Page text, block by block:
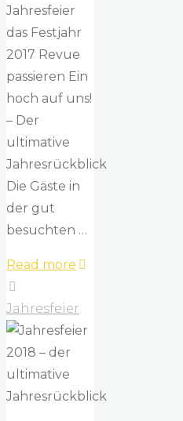
Jahresfeier
das Festjahr
2017 Revue
passieren Ein
hoch auf uns!
– Der
ultimative
Jahresrückblick
Die Gäste in
der gut
besuchten …
Read more
Jahresrückblick
Jahresfeier